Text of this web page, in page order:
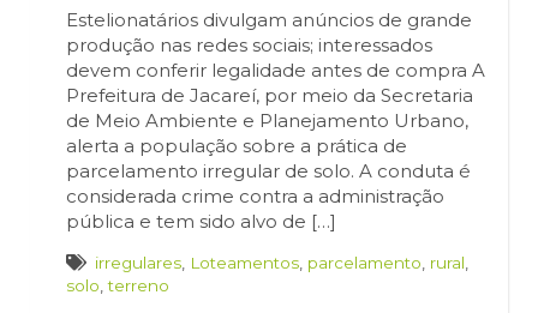
Estelionatários divulgam anúncios de grande
produção nas redes sociais; interessados
devem conferir legalidade antes de compra A
Prefeitura de Jacareí, por meio da Secretaria
de Meio Ambiente e Planejamento Urbano,
alerta a população sobre a prática de
parcelamento irregular de solo. A conduta é
considerada crime contra a administração
pública e tem sido alvo de […]
irregulares Loteamentos parcelamento rural
solo ,terreno